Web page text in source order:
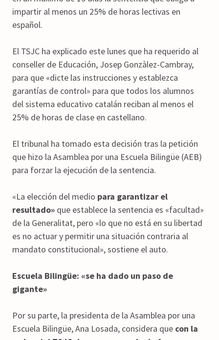
impartir al menos un 25% de horas lectivas en
español.
El TSJC ha explicado este lunes que ha requerido al
conseller de Educación, Josep Gonzàlez-Cambray,
para que «dicte las instrucciones y establezca
garantías de control» para que todos los alumnos
del sistema educativo catalán reciban al menos el
25% de horas de clase en castellano.
El tribunal ha tomado esta decisión tras la petición
que hizo la Asamblea por una Escuela Bilingüe (AEB)
para forzar la ejecución de la sentencia.
«La elección del medio para garantizar el
resultado» que establece la sentencia es «facultad»
de la Generalitat, pero «lo que no está en su libertad
es no actuar y permitir una situación contraria al
mandato constitucional», sostiene el auto.
Escuela Bilingüe: «se ha dado un paso de
gigante»
Por su parte, la presidenta de la Asamblea por una
Escuela Bilingüe, Ana Losada, considera que con la